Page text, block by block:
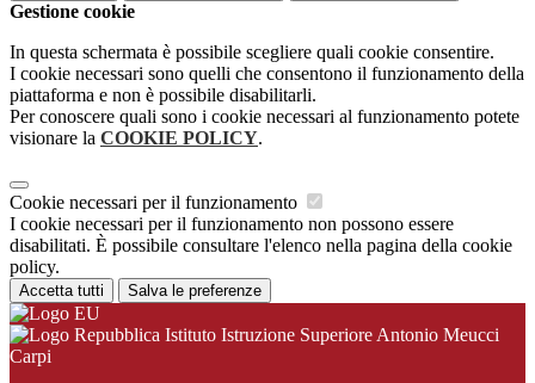
Gestione cookie
In questa schermata è possibile scegliere quali cookie consentire.
I cookie necessari sono quelli che consentono il funzionamento della
piattaforma e non è possibile disabilitarli.
Per conoscere quali sono i cookie necessari al funzionamento potete
visionare la COOKIE POLICY.
Cookie necessari per il funzionamento
I cookie necessari per il funzionamento non possono essere
disabilitati. È possibile consultare l'elenco nella pagina della cookie
policy.
Accetta tutti Salva le preferenze
Istituto Istruzione Superiore Antonio Meucci
Carpi